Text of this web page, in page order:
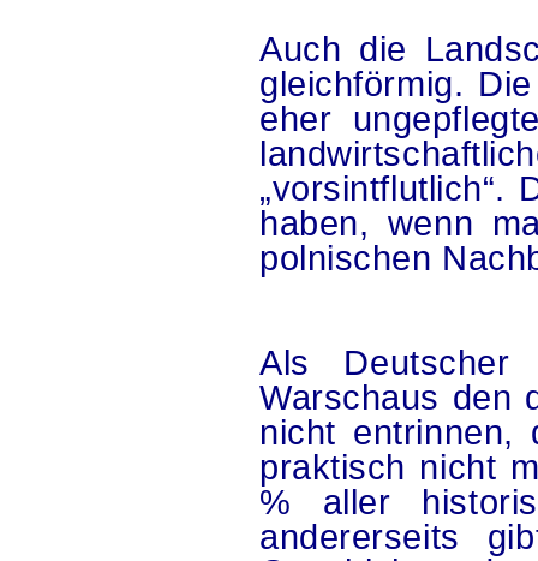
Auch die
gleichförmig.
eher
„vorsintflutlich“.
haben, wenn
polnischen
Als
Warschaus den
nicht entrinnen,
praktisch nicht
% aller
andererseits